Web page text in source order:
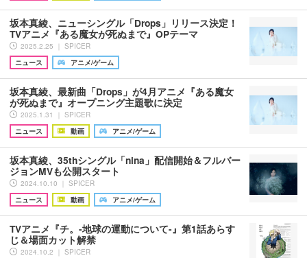
坂本真綾、ニューシングル「Drops」リリース決定！
TVアニメ『ある魔女が死ぬまで』OPテーマ
2025.2.25 ｜ SPICER
ニュース
アニメ/ゲーム
坂本真綾、最新曲「Drops」が4月アニメ『ある魔女
が死ぬまで』オープニング主題歌に決定
2025.1.31 ｜ SPICER
ニュース
動画 アニメ/ゲーム
坂本真綾、35thシングル「nina」配信開始＆フルバー
ジョンMVも公開スタート
2024.10.10 ｜ SPICER
ニュース
動画 アニメ/ゲーム
TVアニメ『チ。-地球の運動について-』第1話あらす
じ＆場面カット解禁
2024.10.2 ｜ SPICER